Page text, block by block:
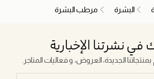
البشرة
مرطب البشرة
في نشرتنا الإخبارية
الجديدة، العروض، و فعاليات المتاجر.